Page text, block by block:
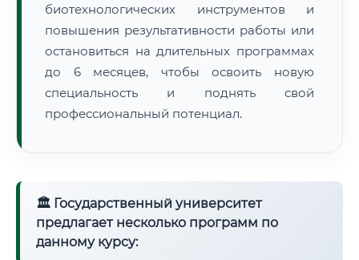
биотехнологических инструментов и
повышения результативности работы или
остановиться на длительных программах
до 6 месяцев, чтобы освоить новую
специальность и поднять свой
профессиональный потенциал.
🏛 Государственный университет
предлагает несколько программ по
данному курсу: